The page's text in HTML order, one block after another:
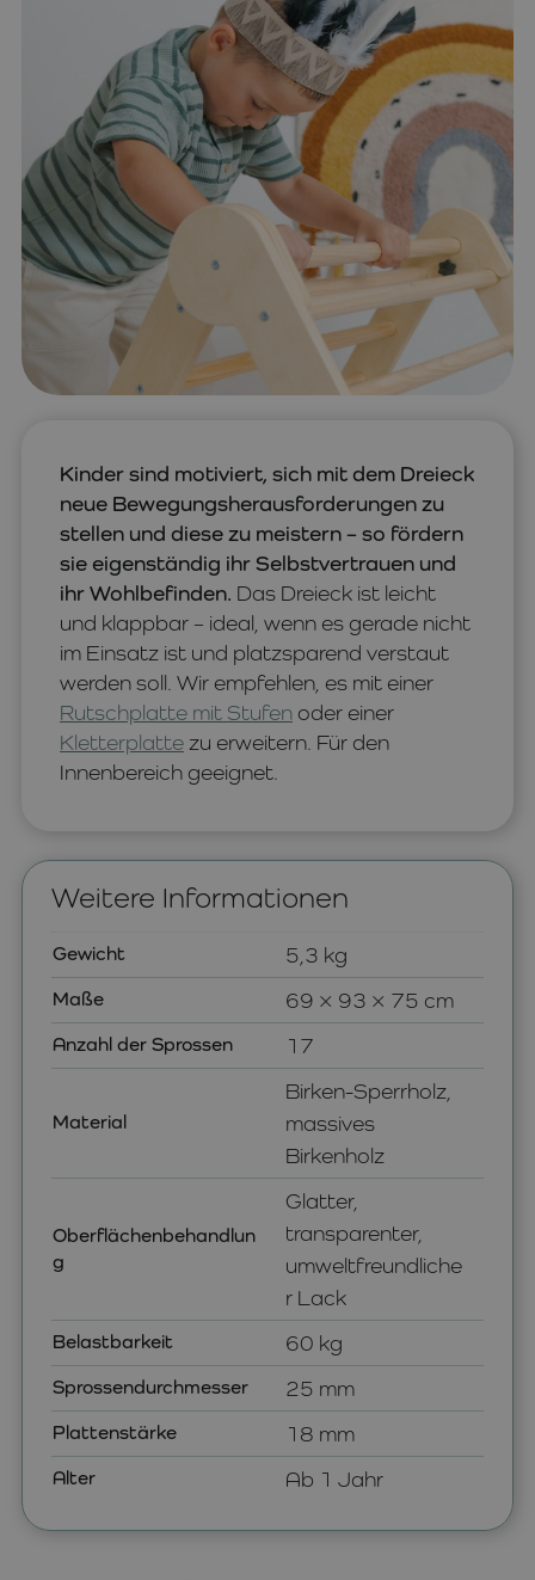
Kinder sind motiviert, sich mit dem Dreieck
neue Bewegungsherausforderungen zu
stellen und diese zu meistern – so fördern
sie eigenständig ihr Selbstvertrauen und
ihr Wohlbefinden. Das Dreieck ist leicht
und klappbar – ideal, wenn es gerade nicht
im Einsatz ist und platzsparend verstaut
werden soll. Wir empfehlen, es mit einer
Rutschplatte mit Stufen oder einer
Kletterplattezu erweitern. Für den
Innenbereich geeignet.
Weitere Informationen
Gewicht 5,3 kg
Maße 69 × 93 × 75 cm
Anzahl der Sprossen 17
Material
Birken-Sperrholz,
massives
Birkenholz
Oberflächenbehandlun
g
Glatter,
transparenter,
umweltfreundliche
r Lack
Belastbarkeit 60 kg
Sprossendurchmesser 25 mm
Plattenstärke 18 mm
Alter Ab 1 Jahr